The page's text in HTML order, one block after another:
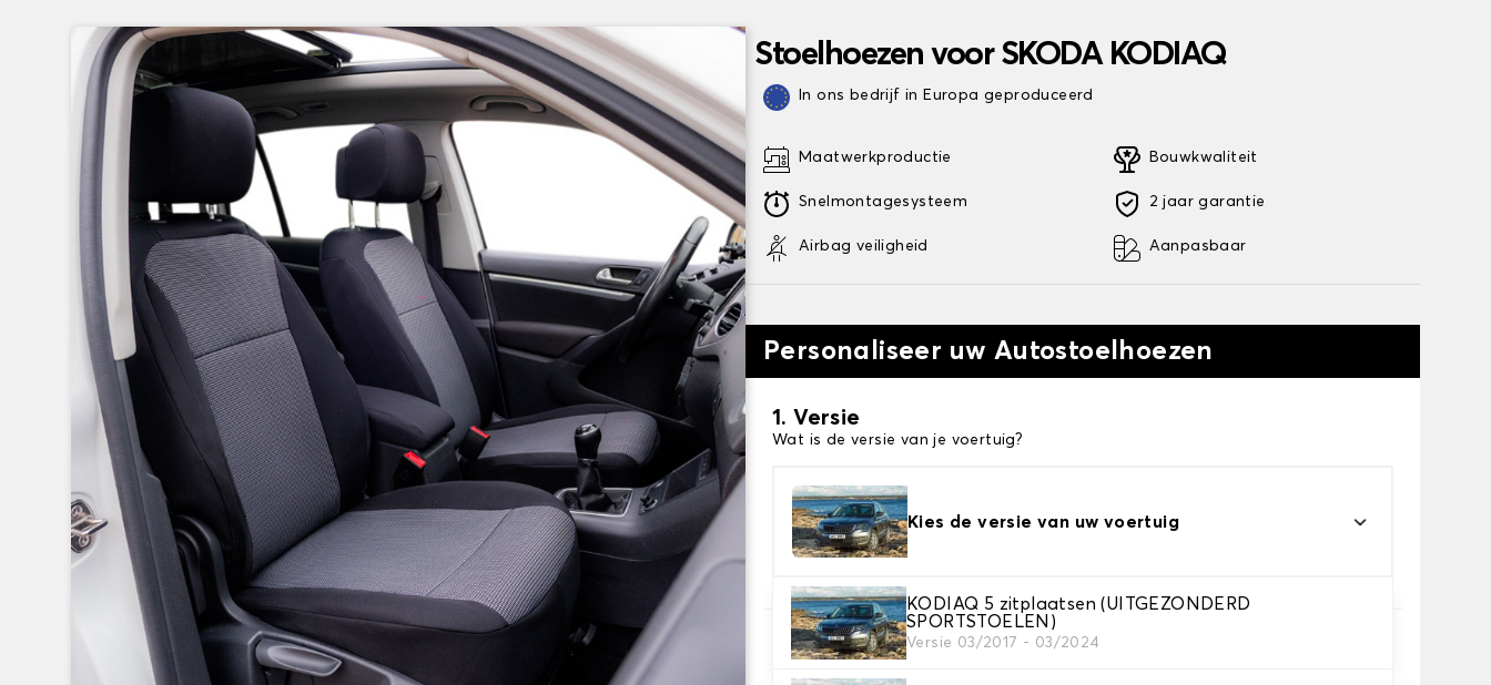
Stoelhoezen voor SKODA KODIAQ
In ons bedrijf in Europa geproduceerd
Maatwerkproductie
Snelmontagesysteem
Airbag veiligheid
Bouwkwaliteit
2 jaar garantie
Aanpasbaar
Personaliseer uw Autostoelhoezen
1. Versie
Wat is de versie van je voertuig?
Kies de versie van uw voertuig
KODIAQ 5 zitplaatsen (UITGEZONDERD
SPORTSTOELEN)
Versie 03/2017 - 03/2024
2. Set hoezen